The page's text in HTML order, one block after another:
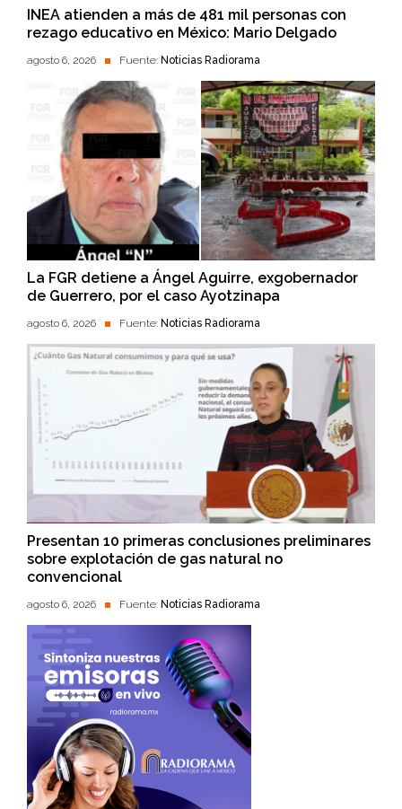
INEA atienden a más de 481 mil personas con
rezago educativo en México: Mario Delgado
agosto 6, 2026 Fuente: Noticias Radiorama
La FGR detiene a Ángel Aguirre, exgobernador
de Guerrero, por el caso Ayotzinapa
agosto 6, 2026 Fuente: Noticias Radiorama
Presentan 10 primeras conclusiones preliminares
sobre explotación de gas natural no
convencional
agosto 6, 2026 Fuente: Noticias Radiorama